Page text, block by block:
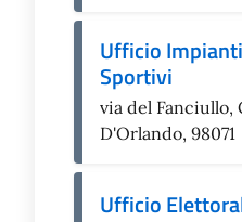
Ufficio Impianti
Sportivi
via del Fanciullo,
D'Orlando, 98071
Ufficio